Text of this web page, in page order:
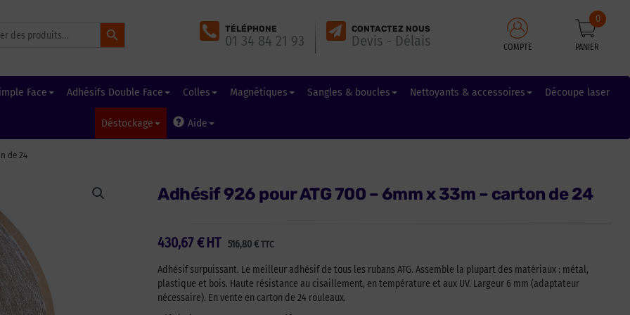
Search Button
TÉLÉPHONE
01 34 84 21 93
CONTACTEZ NOUS
Devis - Délais COMPTE PANIER
0
Face Adhésifs Double Face Colles Magnétiques Sangles & boucles Nettoyants & accessoires Découpe laser
Déstockage Aide
de 24
Adhésif 926 pour ATG 700 – 6mm x 33m – carton de 24
430,67€ 516,80€ TTC
HT
Adhésif surpuissant. Le meilleur adhésif de tous les rubans ATG. Assemble la plupart des matériaux : métal,
plastique et bois. Haute résistance au cisaillement, en température et aux UV. Largeur 6 mm (adaptateur
nécessaire). En vente en carton de 24 rouleaux.